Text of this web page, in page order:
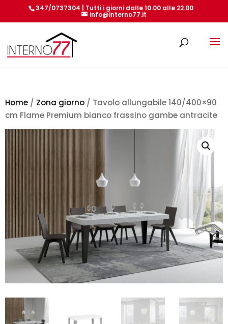
347/0737304 | Tutti i giorni dalle 10.00 alle 22.00
info@interno77.it
Home / Zona giorno / Tavolo allungabile 140/400×90
cm Flame Premium bianco frassino gambe antracite